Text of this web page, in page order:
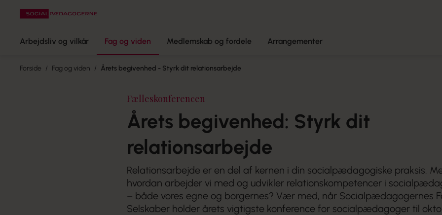
Arbejdsliv og vilkår Fag og viden Medlemskab og fordele Arrangementer
Forside Fag og viden Årets begivenhed - Styrk dit relationsarbejde
Fælleskonferencen
Årets begivenhed: Styrk dit
relationsarbejde
Relationsarbejde er en del af kernen i din socialpædagogiske praksis.
hvordan arbejder vi med og udvikler relationskompetencer i
– både vores egne og borgernes? Vær med, når Socialpædagogernes
Selskaber holder årets vigtigste konference for socialpædagoger til